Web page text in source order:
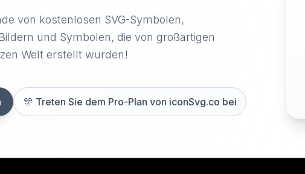
von kostenlosen SVG-Symbolen,
und Symbolen, die von großartigen
Welt erstellt wurden!
🎊 Treten Sie dem Pro-Plan von iconSvg.co bei